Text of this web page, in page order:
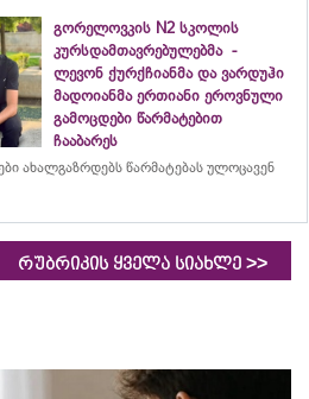
გორელოვკის N2 სკოლის
კურსდამთავრებულებმა -
ლევონ ქურქჩიანმა და ვარდუჰი
მადოიანმა ერთიანი ეროვნული
გამოცდები წარმატებით
ჩააბარეს
ახალგაზრდებს წარმატებას ულოცავენ
რუბრიკის ყველა სიახლე >>